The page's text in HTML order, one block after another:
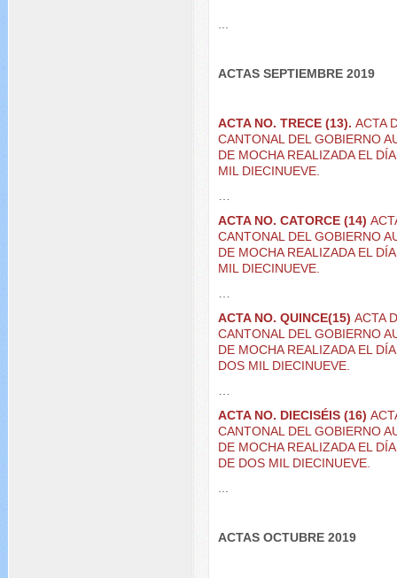
ACTAS SEPTIEMBRE 2019
ACTA NO. TRECE (13).ACTA
CANTONAL DEL GOBIERNO
DE MOCHA REALIZADA EL
MIL DIECINUEVE.
ACTA NO. CATORCE (14)
CANTONAL DEL GOBIERNO
DE MOCHA REALIZADA EL
MIL DIECINUEVE.
ACTA NO. QUINCE(15)ACTA
CANTONAL DEL GOBIERNO
DE MOCHA REALIZADA EL
DOS MIL DIECINUEVE.
ACTA NO. DIECISÉIS (16)
CANTONAL DEL GOBIERNO
DE MOCHA REALIZADA EL
DE DOS MIL DIECINUEVE.
ACTAS OCTUBRE 2019